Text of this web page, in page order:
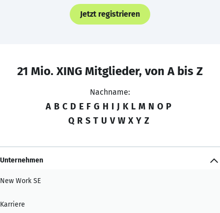
Jetzt registrieren
21 Mio. XING Mitglieder, von A bis Z
Nachname:
A B C D E F G H I J K L M N O P
Q R S T U V W X Y Z
Unternehmen
New Work SE
Karriere